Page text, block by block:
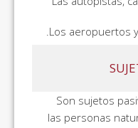
Son sujetos
las personas